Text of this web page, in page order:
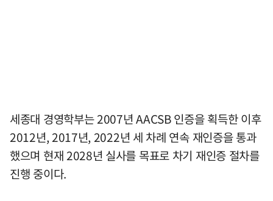
세종대 경영학부는 2007년 AACSB 인증을 획득한 이후
2012년, 2017년, 2022년 세 차례 연속 재인증을 통과
했으며 현재 2028년 실사를 목표로 차기 재인증 절차를
진행 중이다.